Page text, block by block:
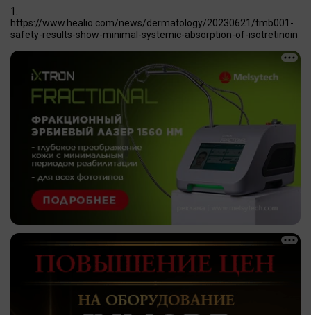
https://www.healio.com/news/dermatology/20230621/tmb001-
safety-results-show-minimal-systemic-absorption-of-isotretinoin